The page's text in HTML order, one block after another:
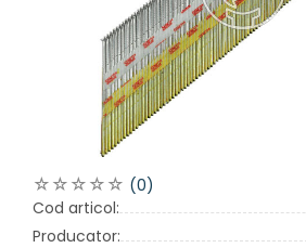
(0)
Cod articol:
Producator: